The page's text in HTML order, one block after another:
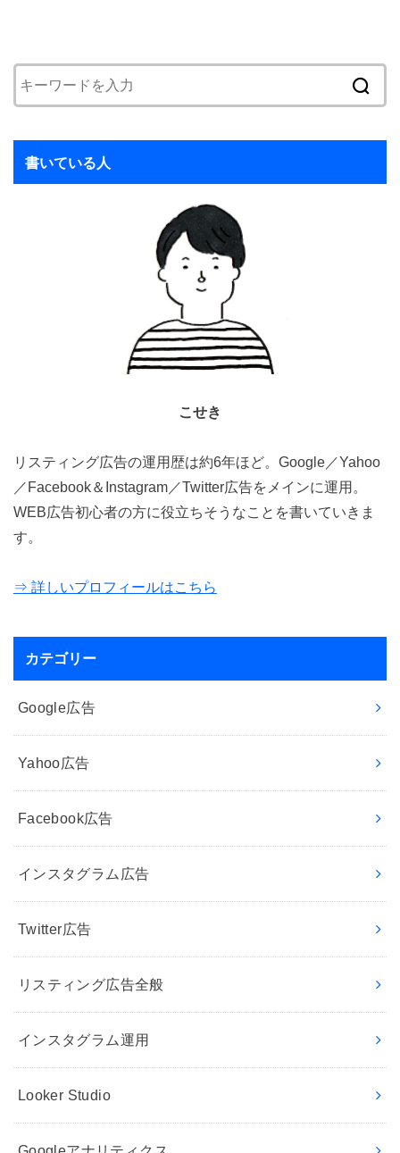
書いている人
こせき
リスティング広告の運用歴は約6年ほど。Google／Yahoo
／Facebook＆Instagram／Twitter広告をメインに運用。
WEB広告初心者の方に役立ちそうなことを書いていきま
す。
⇒ 詳しいプロフィールはこちら
カテゴリー
Google広告
Yahoo広告
Facebook広告
インスタグラム広告
Twitter広告
リスティング広告全般
インスタグラム運用
Looker Studio